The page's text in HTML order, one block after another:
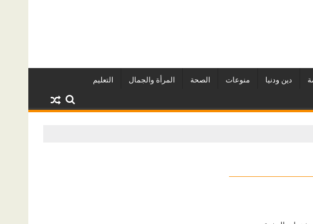
دين ودنيا منوعات الصحة المرأة والجمال التعليم